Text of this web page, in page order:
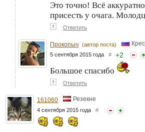
Это точно! Всё
присесть у очага.
↑ Ответить
Прокопыч (автор поста)
5 сентября 2015 года # +2
Большое спасибо
↑ Ответить
161060 Резекне
4 сентября 2015 года #